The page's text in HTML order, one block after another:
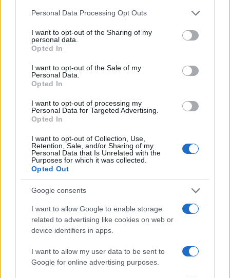
Please note that this website/app uses one or more Google
not limited to your visit or usage behaviour. You may click to
grant or deny consent to Google and its third-party tags to
use your data for below specified purposes in below Google
consent section.
Personal Data Processing Opt Outs
I want to opt-out of the Sharing of my
personal data.
Opted In
I want to opt-out of the Sale of my
Personal Data.
Opted In
I want to opt-out of processing my
Personal Data for Targeted Advertising.
Opted In
I want to opt-out of Collection, Use,
Retention, Sale, and/or Sharing of my
Personal Data that Is Unrelated with the
Purposes for which it was collected.
Opted Out
Google consents
I want to allow Google to enable storage
related to advertising like cookies on web or
device identifiers in apps.
I want to allow my user data to be sent to
Google for online advertising purposes.
su deseo de no decepcionarlos. Su decisión de
compromiso profundo con su aprendizaje y
crecimiento personal. Este tipo de reflexiones son
lo que realmente hacen que el programa resuene
con la audiencia, mostrando que más allá de la
personal para cada participante.
AUTOR
staff